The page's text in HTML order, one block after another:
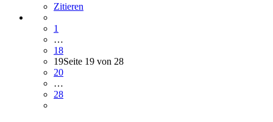
Zitieren
1
…
18
19Seite 19 von 28
20
…
28